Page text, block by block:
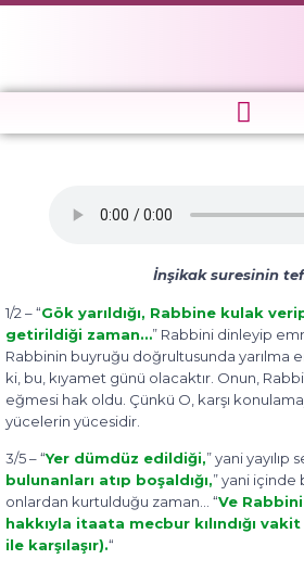
İnşikak suresinin
1/2 – “Gök yarıldığı, Rabbine kulak
getirildiği zaman…” Rabbini dinleyip
Rabbinin buyruğu doğrultusunda yarılma
ki, bu, kıyamet günü olacaktır. Onun,
eğmesi hak oldu. Çünkü O, karşı
yücelerin yücesidir.
3/5 – “Yer dümdüz edildiği,” yani yayılıp
bulunanları atıp boşaldığı,” yani içinde
onlardan kurtulduğu zaman… “Ve
hakkıyla itaata mecbur kılındığı
ile karşılaşır).“